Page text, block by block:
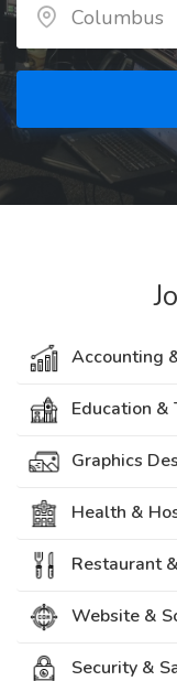
Accounting
Education &
Graphics
Health &
Restaurant
Website &
Security &